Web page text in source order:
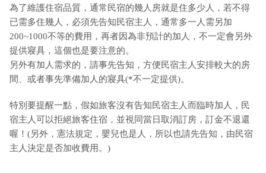
為了維護住宿品質，通常民宿的幾人房就是住多少人，若不得
已需多住幾人，必須先告知民宿主人，通常多一人需另加
200~1000不等的費用，再者因為非預計的加人，不一定會另外
提供寢具，這個也是要注意的。
另外有加人需求的，請事先告知，方便民宿主人安排較大的房
間、或者事先準備加人的寢具(*不一定提供)。
特別要提醒一點，假如旅客沒有告知民宿主人而臨時加人，民
宿主人可以拒絕旅客住宿，並視同當日取消訂房，訂金不退還
喔！(另外，憲法規定，嬰兒也是人，所以也請先告知，由民宿
主人決定是否加收費用。)